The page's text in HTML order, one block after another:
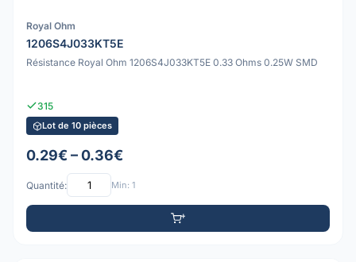
Royal Ohm
1206S4J033KT5E
Résistance Royal Ohm 1206S4J033KT5E 0.33 Ohms 0.25W SMD
315
Lot de 10 pièces
0.29€ – 0.36€
Quantité: Min: 1